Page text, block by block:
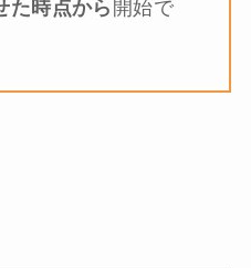
た時点から 開始で